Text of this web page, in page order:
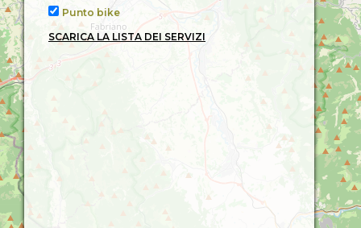
Punto bike
SCARICA LA LISTA DEI SERVIZI